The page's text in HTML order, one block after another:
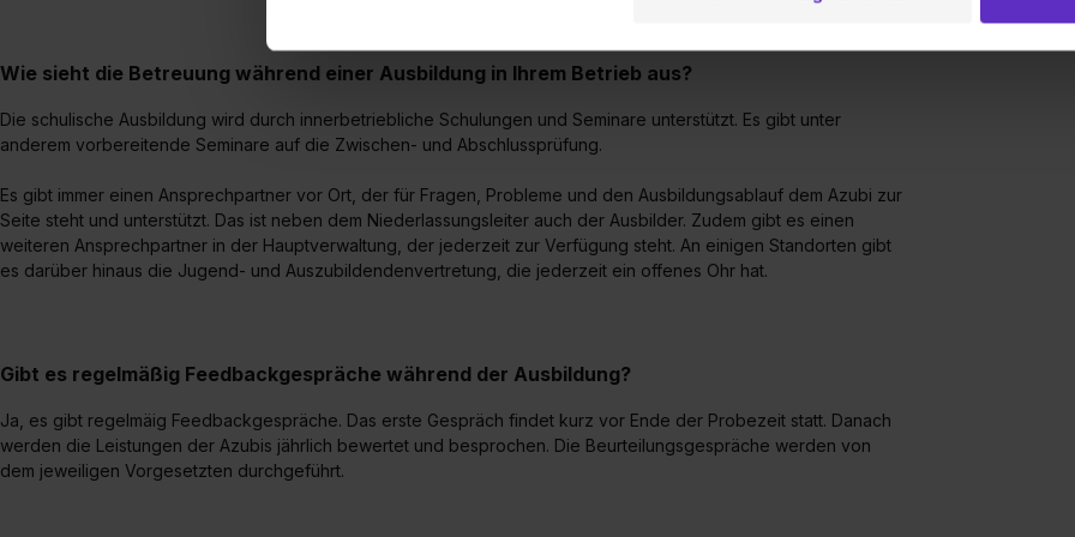
einverstanden, dass dir nach Setzen der Cookies externe Inhalte (z.B. Videos oder Posts)
Erlaubnis hierfür kannst du auch später noch im Einzelfall bei dem jeweiligen Inhalt erteilen.
Einwilligung zur Platzierung von Cookies der Kategorien „Präferenzen“, „Statistiken“ und
umfasst hierbei die Einwilligung zur Übermittlung deiner Daten in die USA (Art. 49 Abs. 1 S. 1
jederzeit mit Wirkung für die Zukunft ganz oder teilweise über unsere Datenschutzerklärung
„Datenschutz-Einstellungen“ widerrufen. Weitere Informationen zu den einzelnen Cookies
„Details zeigen“. Weitere Informationen:Datenschutzerklärung
Wie sieht die Betreuung während einer Ausbildung in Ihrem Betrieb aus?
Die schulische Ausbildung wird durch innerbetriebliche Schulungen und Seminare unterstützt. Es gibt unter
anderem vorbereitende Seminare auf die Zwischen- und Abschlussprüfung.
Es gibt immer einen Ansprechpartner vor Ort, der für Fragen, Probleme und den Ausbildungsablauf dem Azubi zur
Seite steht und unterstützt. Das ist neben dem Niederlassungsleiter auch der Ausbilder. Zudem gibt es einen
weiteren Ansprechpartner in der Hauptverwaltung, der jederzeit zur Verfügung steht. An einigen Standorten gibt
es darüber hinaus die Jugend- und Auszubildendenvertretung, die jederzeit ein offenes Ohr hat.
Gibt es regelmäßig Feedbackgespräche während der Ausbildung?
Ja, es gibt regelmäig Feedbackgespräche. Das erste Gespräch findet kurz vor Ende der Probezeit statt. Danach
werden die Leistungen der Azubis jährlich bewertet und besprochen. Die Beurteilungsgespräche werden von
dem jeweiligen Vorgesetzten durchgeführt.